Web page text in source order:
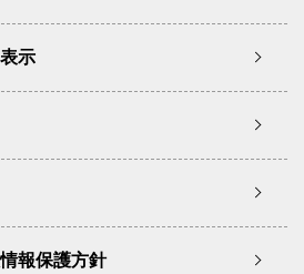
示
報保護方針